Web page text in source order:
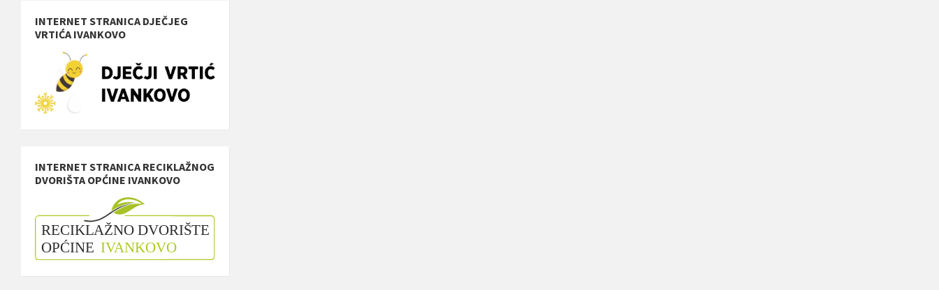
INTERNET STRANICA DJEČJEG
VRTIĆA IVANKOVO
INTERNET STRANICA RECIKLAŽNOG
DVORIŠTA OPĆINE IVANKOVO